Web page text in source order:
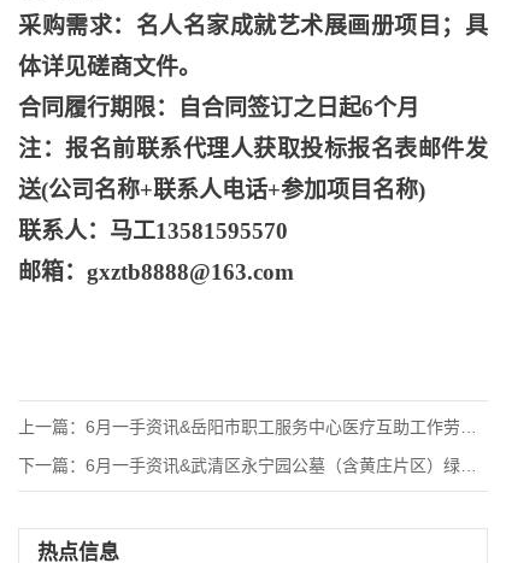
采购需求：名人名家成就艺术展画册项目；具
体详见磋商文件。
合同履行期限：自合同签订之日起6个月
注：报名前联系代理人获取投标报名表邮件发
送(公司名称+联系人电话+参加项目名称)
联系人：马工13581595570
邮箱： gxztb8888@163.com
上一篇： 6月一手资讯&岳阳市职工服务中心医疗互助工作劳务服务
下一篇： 6月一手资讯&武清区永宁园公墓（含黄庄片区）绿化养护
热点信息